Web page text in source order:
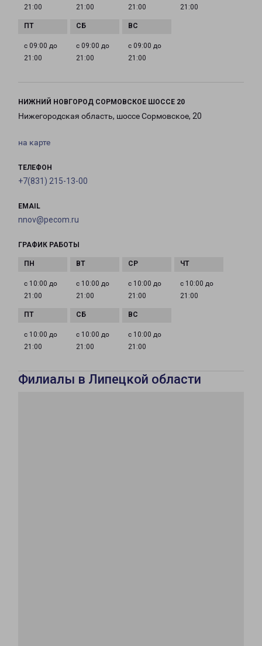
21:00
21:00
21:00
21:00
с 09:00 до
21:00
с 09:00 до
21:00
с 09:00 до
21:00
НИЖНИЙ НОВГОРОД СОРМОВСКОЕ ШОССЕ 20
Нижегородская область, шоссе Сормовское, 20
на карте
ТЕЛЕФОН
+7(831) 215-13-00
EMAIL
nnov@pecom.ru
ГРАФИК РАБОТЫ
с 10:00 до
21:00
с 10:00 до
21:00
с 10:00 до
21:00
с 10:00 до
21:00
с 10:00 до
21:00
с 10:00 до
21:00
с 10:00 до
21:00
Филиалы в Липецкой области